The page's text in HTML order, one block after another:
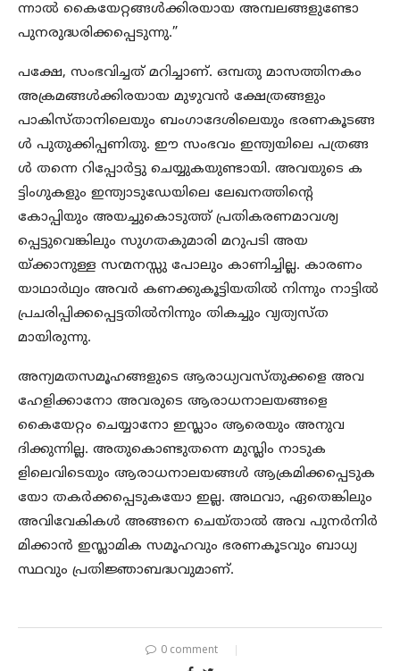
ന്നാൽ കൈയേറ്റങ്ങൾക്കിരയായ അമ്പലങ്ങളുണ്ടോ
പുനരുദ്ധരിക്കപ്പെടുന്നു.”
പക്ഷേ, സംഭവിച്ചത് മറിച്ചാണ്. ഒമ്പതു മാസത്തിനകം
അക്രമങ്ങൾക്കിരയായ മുഴുവൻ ക്ഷേത്രങ്ങളും
പാകിസ്താനിലെയും ബംഗാദേശിലെയും ഭരണകൂടങ്ങ
ൾ പുതുക്കിപ്പണിതു. ഈ സംഭവം ഇന്ത്യയിലെ പത്രങ്ങ
ൾ തന്നെ റിപ്പോർട്ടു ചെയ്യുകയുണ്ടായി. അവയുടെ ക
ട്ടിംഗുകളും ഇന്ത്യാടുഡേയിലെ ലേഖനത്തിന്റെ
കോപ്പിയും അയച്ചുകൊടുത്ത് പ്രതികരണമാവശ്യ
പ്പെട്ടുവെങ്കിലും സുഗതകുമാരി മറുപടി അയ
യ്ക്കാനുള്ള സന്മനസ്സു പോലും കാണിച്ചില്ല. കാരണം
യാഥാർഥ്യം അവർ കണക്കുകൂട്ടിയതിൽ നിന്നും നാട്ടിൽ
പ്രചരിപ്പിക്കപ്പെട്ടതിൽനിന്നും തികച്ചും വ്യത്യസ്ത
മായിരുന്നു.
അന്യമതസമൂഹങ്ങളുടെ ആരാധ്യവസ്തുക്കളെ അവ
ഹേളിക്കാനോ അവരുടെ ആരാധനാലയങ്ങളെ
കൈയേറ്റം ചെയ്യാനോ ഇസ്ലാം ആരെയും അനുവ
ദിക്കുന്നില്ല. അതുകൊണ്ടുതന്നെ മുസ്ലിം നാടുക
ളിലെവിടെയും ആരാധനാലയങ്ങൾ ആക്രമിക്കപ്പെടുക
യോ തകർക്കപ്പെടുകയോ ഇല്ല. അഥവാ, ഏതെങ്കിലും
അവിവേകികൾ അങ്ങനെ ചെയ്താൽ അവ പുനർനിർ
മിക്കാൻ ഇസ്ലാമിക സമൂഹവും ഭരണകൂടവും ബാധ്യ
സ്ഥവും പ്രതിജ്ഞാബദ്ധവുമാണ്.
0 comment